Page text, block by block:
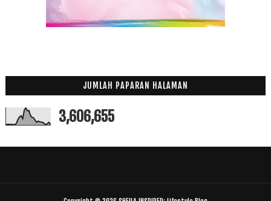
JUMLAH PAPARAN HALAMAN
3,606,655